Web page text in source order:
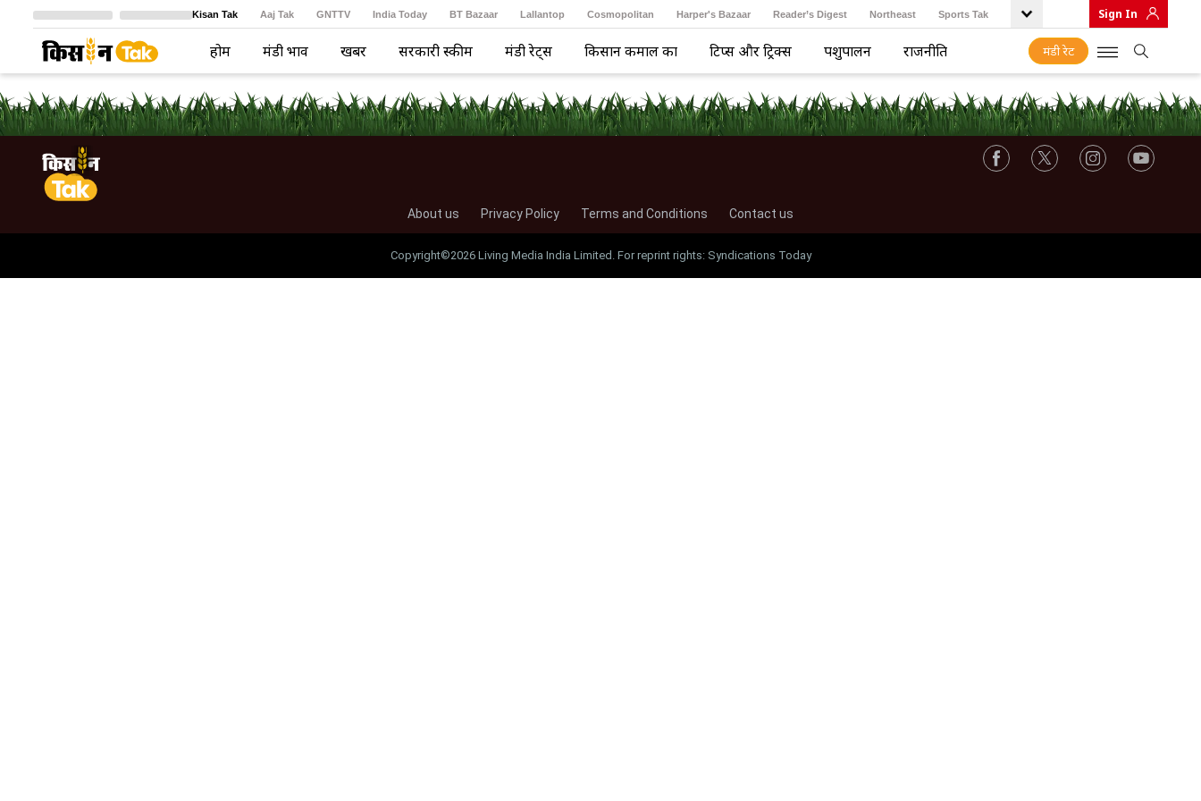
Kisan Tak Aaj Tak GNTTV India Today BT Bazaar Lallantop Cosmopolitan Harper's Bazaar Reader’s Digest Northeast Sports Tak
Crime Tak Astro Tak
Sign In
होम मंडी भाव खबरें सरकारी स्कीम मंडी रेट्स किसान कमाल का टिप्स और ट्रिक्स पशुपालन राजनीति मंडी रेट
About us Privacy Policy Terms and Conditions Contact us
Copyright©2026 Living Media India Limited. For reprint rights: Syndications Today